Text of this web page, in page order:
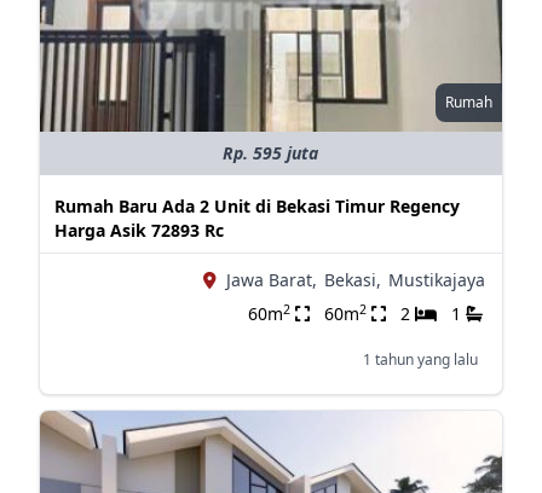
Rumah
Rp. 595 juta
Rumah Baru Ada 2 Unit di Bekasi Timur Regency
Harga Asik 72893 Rc
Jawa Barat, Bekasi, Mustikajaya
60m2 60m2 2 1
1 tahun yang lalu